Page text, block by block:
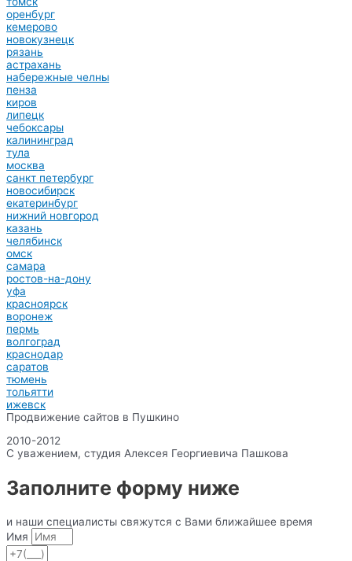
оренбург
кемерово
новокузнецк
рязань
астрахань
набережные челны
пенза
киров
липецк
чебоксары
калининград
тула
москва
санкт петербург
новосибирск
екатеринбург
нижний новгород
казань
челябинск
омск
самара
ростов-на-дону
уфа
красноярск
воронеж
пермь
волгоград
краснодар
саратов
тюмень
тольятти
ижевск
Продвижение сайтов в Пушкино
2010-2012
С уважением, студия Алексея Георгиевича Пашкова
Заполните форму ниже
и наши специалисты свяжутся с Вами ближайшее время
Имя